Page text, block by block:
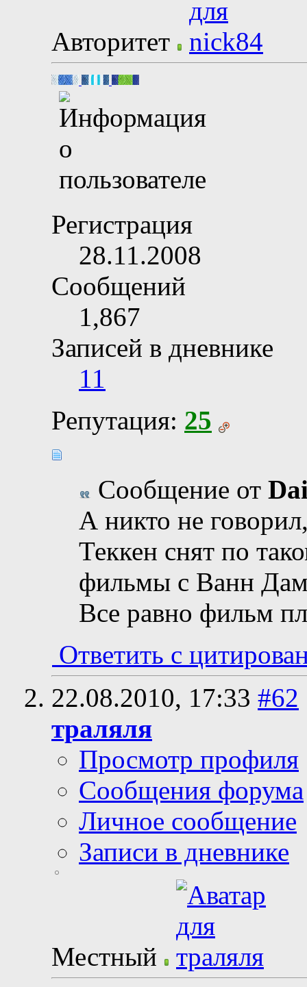
Авторитет
Регистрация
28.11.2008
Сообщений
1,867
Записей в дневнике
11
Репутация: 25
Сообщение от
А никто не
Теккен снят по
фильмы с Ванн
Все равно фильм
Ответить с
22.08.2010, 17:33 #62
траляля
Просмотр профиля
Сообщения форума
Личное сообщение
Записи в дневнике
Местный